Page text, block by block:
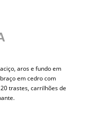
aros e fundo em
em cedro com
trastes, carrilhões de